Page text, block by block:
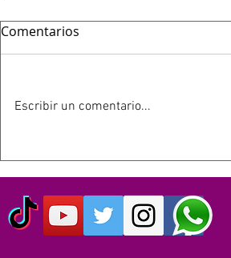
CUMPLEN 40 AÑOS DEL LIVE
AID: EL EVENTO QUE
ORIGINO EL DÍA MUNDIAL
DEL ROCK
Comentarios
Escribir un comentario...